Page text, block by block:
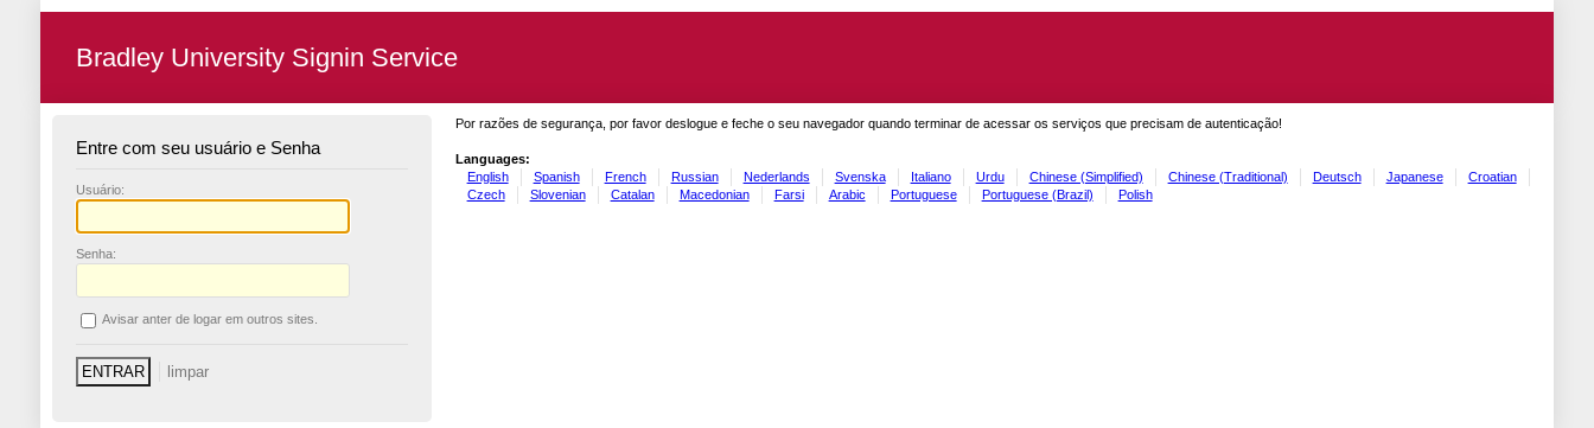
Bradley University Signin Service
Entre com seu usuário e Senha
Usuário:
Senha:
Avisar anter de logar em outros sites.
Por razões de segurança, por favor deslogue e feche o seu navegador quando terminar de acessar os serviços que precisam de autenticação!
Languages:
English
Spanish French Russian Nederlands Svenska Italiano Urdu Chinese (Simplified) Chinese (Traditional) Deutsch Japanese
Croatian
Czech
Slovenian Catalan Macedonian Farsi Arabic Portuguese Portuguese (Brazil) Polish